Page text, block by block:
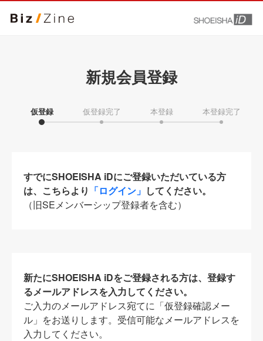
新規会員登録
仮登録 仮登録完了 本登録 本登録完了
すでにSHOEISHA iDにご登録いただいている方
は、こちらより 「ログイン」 してください。
（旧SEメンバーシップ登録者を含む）
新たにSHOEISHA iDをご登録される方は、登録す
るメールアドレスを入力してください。
ご入力のメールアドレス宛てに「仮登録確認メー
ル」をお送りします。受信可能なメールアドレスを
入力してください。